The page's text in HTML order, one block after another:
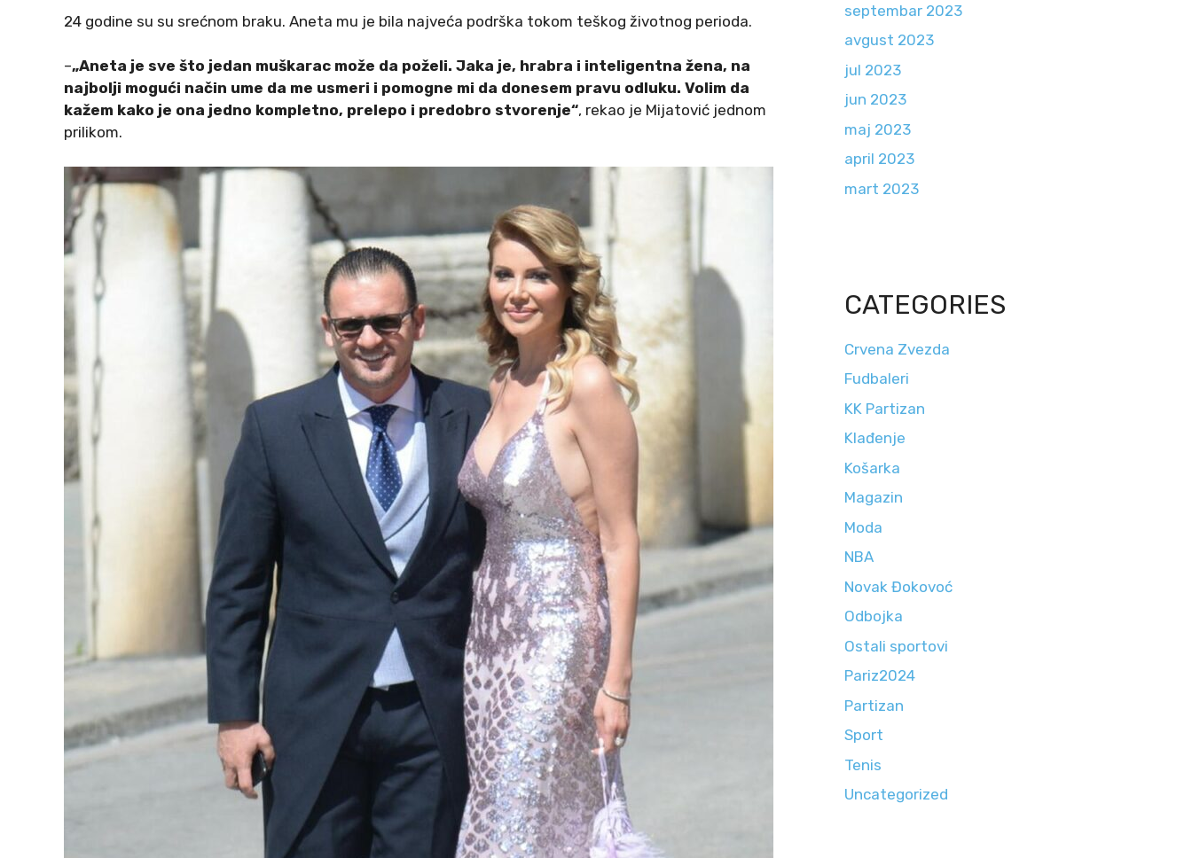
24 godine su su srećnom braku. Aneta mu je bila najveća podrška tokom teškog životnog perioda.
–„Aneta je sve što jedan muškarac može da poželi. Jaka je, hrabra i inteligentna žena, na
najbolji mogući način ume da me usmeri i pomogne mi da donesem pravu odluku. Volim da
kažem kako je ona jedno kompletno, prelepo i predobro stvorenje“, rekao je Mijatović jednom
prilikom.
septembar 2023
avgust 2023
jul 2023
jun 2023
maj 2023
april 2023
mart 2023
CATEGORIES
Crvena Zvezda
Fudbaleri
KK Partizan
Klađenje
Košarka
Magazin
Moda
NBA
Novak Đokovoć
Odbojka
Ostali sportovi
Pariz2024
Partizan
Sport
Tenis
Uncategorized